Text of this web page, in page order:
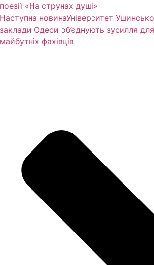
поезії «На струнах душі»
Наступна новинаУніверситет
заклади Одеси об’єднують зусилля
майбутніх фахівців